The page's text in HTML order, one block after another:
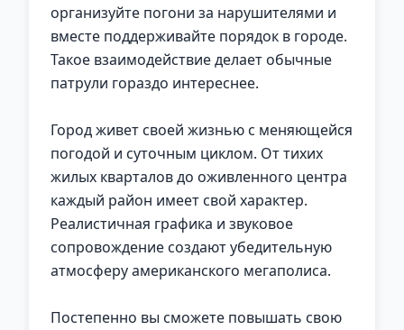
организуйте погони за нарушителями и
вместе поддерживайте порядок в городе.
Такое взаимодействие делает обычные
патрули гораздо интереснее.
Город живет своей жизнью с меняющейся
погодой и суточным циклом. От тихих
жилых кварталов до оживленного центра
каждый район имеет свой характер.
Реалистичная графика и звуковое
сопровождение создают убедительную
атмосферу американского мегаполиса.
Постепенно вы сможете повышать свою